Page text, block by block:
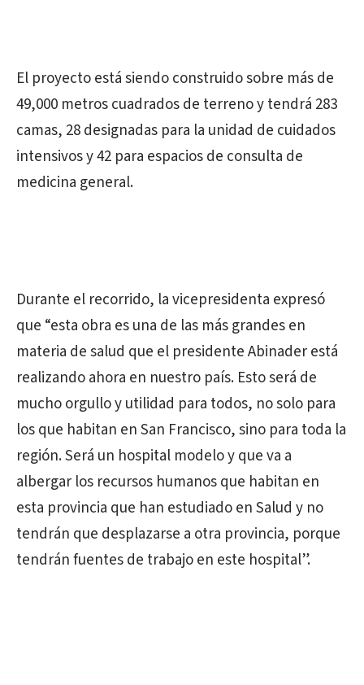
El proyecto está siendo construido sobre más de
49,000 metros cuadrados de terreno y tendrá 283
camas, 28 designadas para la unidad de cuidados
intensivos y 42 para espacios de consulta de
medicina general.
Durante el recorrido, la vicepresidenta expresó
que “esta obra es una de las más grandes en
materia de salud que el presidente Abinader está
realizando ahora en nuestro país. Esto será de
mucho orgullo y utilidad para todos, no solo para
los que habitan en San Francisco, sino para toda la
región. Será un hospital modelo y que va a
albergar los recursos humanos que habitan en
esta provincia que han estudiado en Salud y no
tendrán que desplazarse a otra provincia, porque
tendrán fuentes de trabajo en este hospital”.